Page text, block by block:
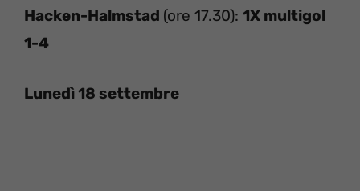
Hacken-Halmstad (ore 17.30): 1X multigol
1-4
Lunedì 18 settembre